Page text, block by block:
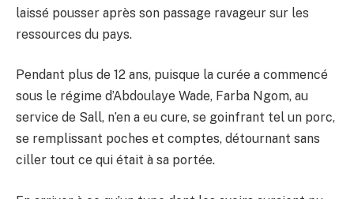
laissé pousser après son passage ravageur sur les
ressources du pays.
Pendant plus de 12 ans, puisque la curée a commencé
sous le régime d’Abdoulaye Wade, Farba Ngom, au
service de Sall, n’en a eu cure, se goinfrant tel un porc,
se remplissant poches et comptes, détournant sans
ciller tout ce qui était à sa portée.